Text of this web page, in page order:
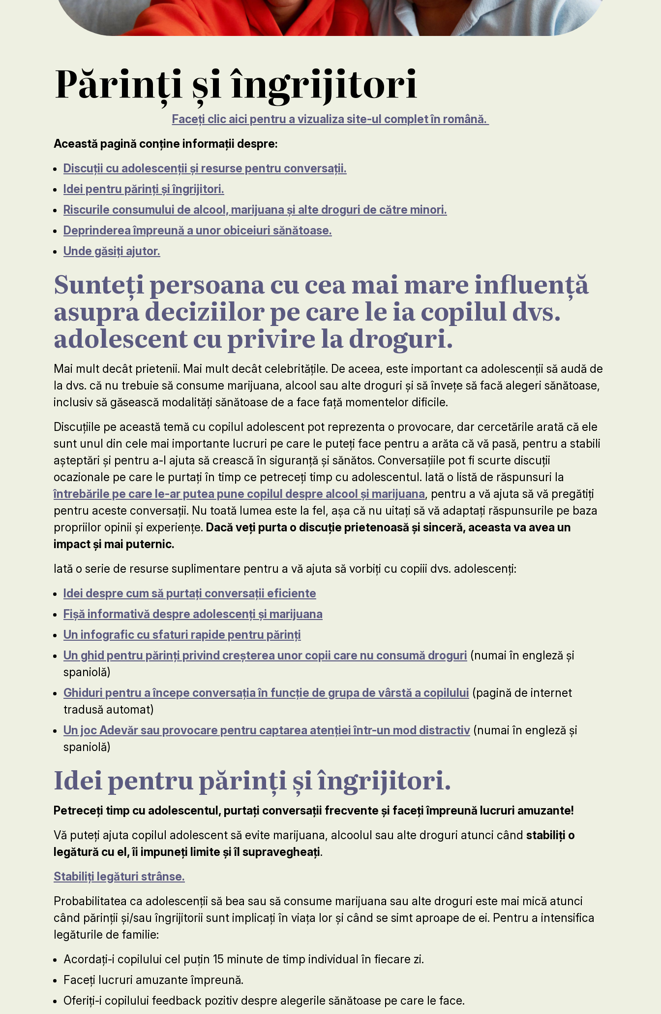
Părinți și îngrijitori
Faceți clic aici pentru a vizualiza site-ul complet în română.
Această pagină conține informații despre:
Discuții cu adolescenții și resurse pentru conversații.
Idei pentru părinți și îngrijitori.
Riscurile consumului de alcool, marijuana și alte droguri de către minori.
Deprinderea împreună a unor obiceiuri sănătoase.
Unde găsiți ajutor.
Sunteți persoana cu cea mai mare influență
asupra deciziilor pe care le ia copilul dvs.
adolescent cu privire la droguri.
Mai mult decât prietenii. Mai mult decât celebritățile. De aceea, este important ca adolescenții să audă de
la dvs. că nu trebuie să consume marijuana, alcool sau alte droguri și să învețe să facă alegeri sănătoase,
inclusiv să găsească modalități sănătoase de a face față momentelor dificile.
Discuțiile pe această temă cu copilul adolescent pot reprezenta o provocare, dar cercetările arată că ele
sunt unul din cele mai importante lucruri pe care le puteți face pentru a arăta că vă pasă, pentru a stabili
așteptări și pentru a-l ajuta să crească în siguranță și sănătos. Conversațiile pot fi scurte discuții
ocazionale pe care le purtați în timp ce petreceți timp cu adolescentul. Iată o listă de răspunsuri la
întrebările pe care le-ar putea pune copilul despre alcool și marijuana, pentru a vă ajuta să vă pregătiți
pentru aceste conversații. Nu toată lumea este la fel, așa că nu uitați să vă adaptați răspunsurile pe baza
propriilor opinii și experiențe. Dacă veți purta o discuție prietenoasă și sinceră, aceasta va avea un
impact și mai puternic.
Iată o serie de resurse suplimentare pentru a vă ajuta să vorbiți cu copiii dvs. adolescenți:
Idei despre cum să purtați conversații eficiente
Fișă informativă despre adolescenți și marijuana
Un infografic cu sfaturi rapide pentru părinți
Un ghid pentru părinți privind creșterea unor copii care nu consumă droguri (numai în engleză și
spaniolă)
Ghiduri pentru a începe conversația în funcție de grupa de vârstă a copilului (pagină de internet
tradusă automat)
Un joc Adevăr sau provocare pentru captarea atenției într-un mod distractiv (numai în engleză și
spaniolă)
Idei pentru părinți și îngrijitori.
Petreceți timp cu adolescentul, purtați conversații frecvente și faceți împreună lucruri amuzante!
Vă puteți ajuta copilul adolescent să evite marijuana, alcoolul sau alte droguri atunci când stabiliți o
legătură cu el, îi impuneți limite și îl supravegheați.
Stabiliți legături strânse.
Probabilitatea ca adolescenții să bea sau să consume marijuana sau alte droguri este mai mică atunci
când părinții și/sau îngrijitorii sunt implicați în viața lor și când se simt aproape de ei. Pentru a intensifica
legăturile de familie:
Acordați-i copilului cel puțin 15 minute de timp individual în fiecare zi.
Faceți lucruri amuzante împreună.
Oferiți-i copilului feedback pozitiv despre alegerile sănătoase pe care le face.